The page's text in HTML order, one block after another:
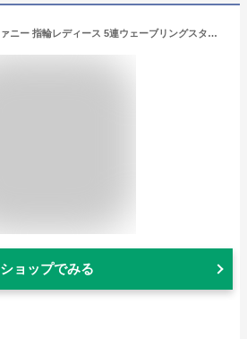
Tiffany&Co. ティファニー 指輪レディース 5連ウェーブリングスターリングシルバーウェーブ5ロウリング穏やかに波打つ海の流れるような水面を彷彿7号 8号 9号 10号 11号 13号 14号 16号 17号 18号Elsa Peretti Wave Five Row Ring in Sterling Silver
ショップでみる